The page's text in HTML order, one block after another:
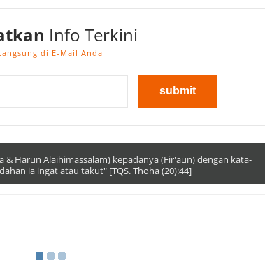
Info Terkini
di E-Mail Anda
Harun Alaihimassalam) kepadanya (Fir'aun) dengan kata-
ia ingat atau takut" [TQS. Thoha (20):44]